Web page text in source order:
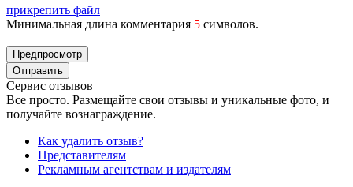
прикрепить файл
Минимальная длина комментария 5 символов.
Сервис отзывов
Все просто. Размещайте свои отзывы и уникальные фото, и
получайте вознаграждение.
Как удалить отзыв?
Представителям
Рекламным агентствам и издателям